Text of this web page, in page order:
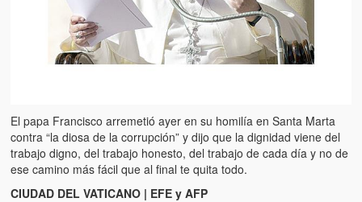
Chavez “such a children lover”)
Los niños de las calles de Venezuela (Children of the streets of
Venezuela)
Puente Llaguno, Miraflores… ¿y Lina?
Radio Emisoras y canales de televisión clausurados por el
de Chávez hasta el 2009
El papa Francisco arremetió ayer en su homilía en Santa Marta
contra “la diosa de la corrupción” y dijo que la dignidad viene del
trabajo digno, del trabajo honesto, del trabajo de cada día y no de
ese camino más fácil que al final te quita todo.
CIUDAD DEL VATICANO | EFE y AFP